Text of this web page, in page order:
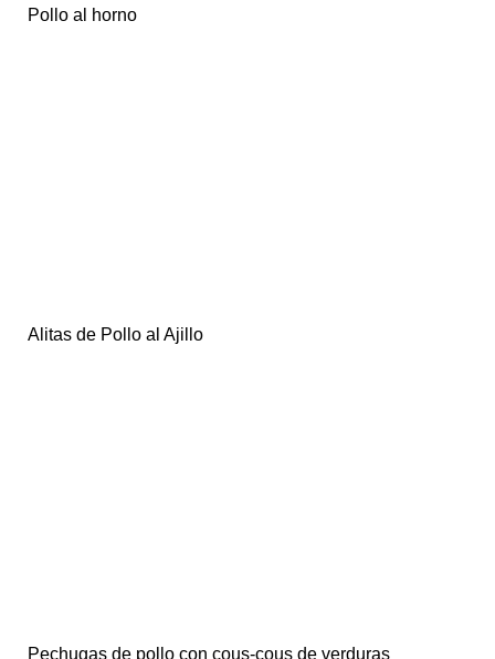
Pollo al horno
Alitas de Pollo al Ajillo
Pechugas de pollo con cous-cous de verduras